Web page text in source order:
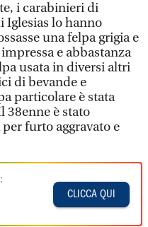
i carabinieri di
Iglesias lo hanno
una felpa grigia e
e abbastanza
usata in diversi altri
di bevande e
particolare è stata
38enne è stato
furto aggravato e
CLICCA QUI